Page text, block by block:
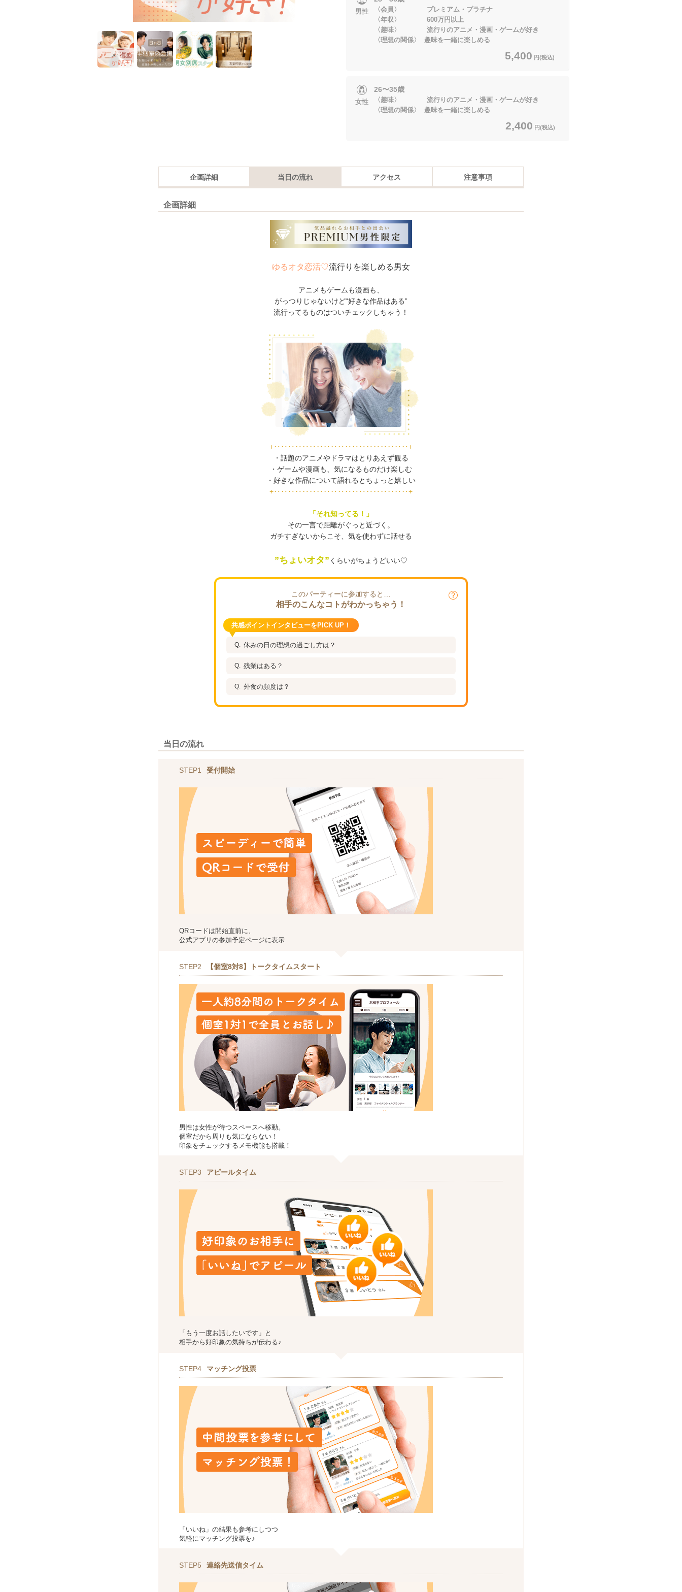
男性
〈会員〉 プレミアム・プラチナ
〈年収〉 600万円以上
〈趣味〉 流行りのアニメ・漫画・ゲームが好き
〈理想の関係〉 趣味を一緒に楽しめる
5,400 円(税込)
女性
26〜35歳
〈趣味〉 流行りのアニメ・漫画・ゲームが好き
〈理想の関係〉 趣味を一緒に楽しめる
2,400 円(税込)
企画詳細 当日の流れ アクセス 注意事項
企画詳細
ゆるオタ恋活♡流行りを楽しめる男女
アニメもゲームも漫画も、
がっつりじゃないけど“好きな作品はある”
流行ってるものはついチェックしちゃう！
+‥‥‥‥‥‥‥‥‥‥‥‥‥‥‥‥‥‥‥+
・話題のアニメやドラマはとりあえず観る
・ゲームや漫画も、気になるものだけ楽しむ
・好きな作品について語れるとちょっと嬉しい
+‥‥‥‥‥‥‥‥‥‥‥‥‥‥‥‥‥‥‥+
「それ知ってる！」
その一言で距離がぐっと近づく。
ガチすぎないからこそ、気を使わずに話せる
”ちょいオタ” くらいがちょうどいい♡
このパーティーに参加すると…
相手のこんなコトがわかっちゃう！
共感ポイントインタビューをPICK UP！
休みの日の理想の過ごし方は？
残業はある？
外食の頻度は？
当日の流れ
STEP1 受付開始
QRコードは開始直前に、
公式アプリの参加予定ページに表示
STEP2 【個室8対8】トークタイムスタート
男性は女性が待つスペースへ移動。
個室だから周りも気にならない！
印象をチェックするメモ機能も搭載！
STEP3 アピールタイム
「もう一度お話したいです」と
相手から好印象の気持ちが伝わる♪
STEP4 マッチング投票
「いいね」の結果も参考にしつつ
気軽にマッチング投票を♪
STEP5 連絡先送信タイム